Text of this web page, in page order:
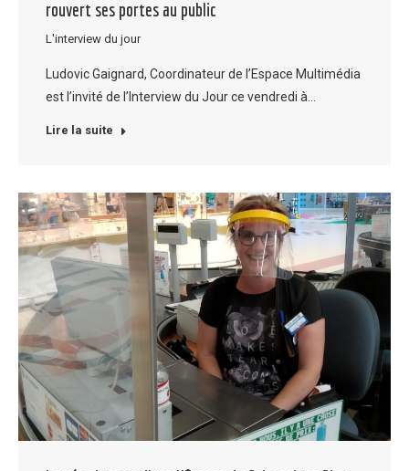
rouvert ses portes au public
L'interview du jour
Ludovic Gaignard, Coordinateur de l’Espace Multimédia
est l’invité de l’Interview du Jour ce vendredi à…
Lire la suite